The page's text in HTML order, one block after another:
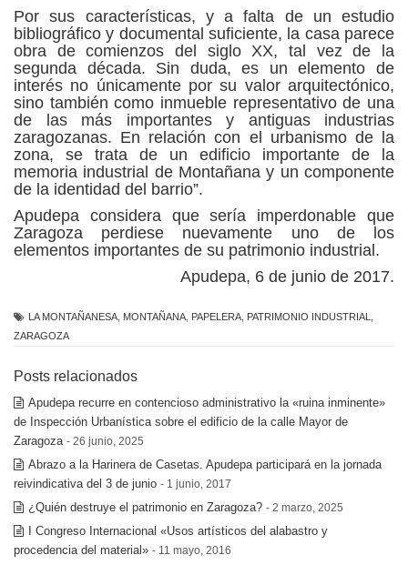
Por sus características, y a falta de un estudio
bibliográfico y documental suficiente, la casa parece
obra de comienzos del siglo XX, tal vez de la
segunda década. Sin duda, es un elemento de
interés no únicamente por su valor arquitectónico,
sino también como inmueble representativo de una
de las más importantes y antiguas industrias
zaragozanas. En relación con el urbanismo de la
zona, se trata de un edificio importante de la
memoria industrial de Montañana y un componente
de la identidad del barrio”.
Apudepa considera que sería imperdonable que
Zaragoza perdiese nuevamente uno de los
elementos importantes de su patrimonio industrial.
Apudepa, 6 de junio de 2017.
LA MONTAÑANESA MONTAÑANA PAPELERA PATRIMONIO INDUSTRIAL
ZARAGOZA
Posts relacionados
Apudepa recurre en contencioso administrativo la «ruina inminente»
de Inspección Urbanística sobre el edificio de la calle Mayor de
Zaragoza - 26 junio, 2025
Abrazo a la Harinera de Casetas. Apudepa participará en la jornada
reivindicativa del 3 de junio - 1 junio, 2017
¿Quién destruye el patrimonio en Zaragoza? - 2 marzo, 2025
I Congreso Internacional «Usos artísticos del alabastro y
procedencia del material» - 11 mayo, 2016